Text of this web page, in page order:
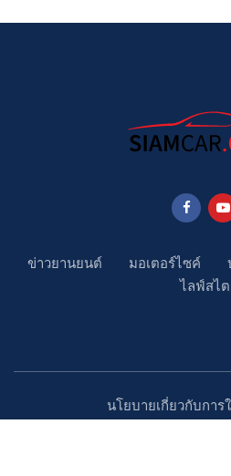
ข่าวยานยนต์ มอเตอร์ไซค์
ไลฟ์สไ
นโยบายเกี่ยวกับการ